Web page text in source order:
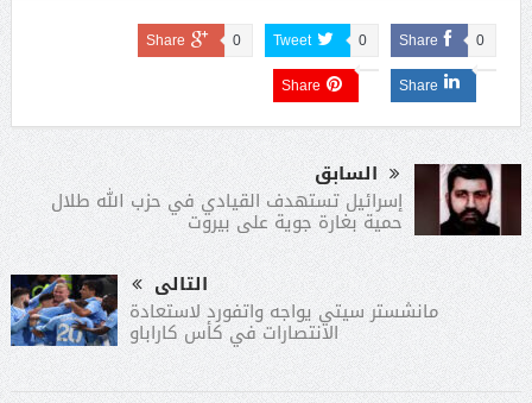
Share 0
Tweet 0
Share 0
Share
Share
السابق
إسرائيل تستهدف القيادي في حزب الله طلال
حمية بغارة جوية على بيروت
التالى
مانشستر سيتي يواجه واتفورد لاستعادة
الانتصارات في كأس كاراباو